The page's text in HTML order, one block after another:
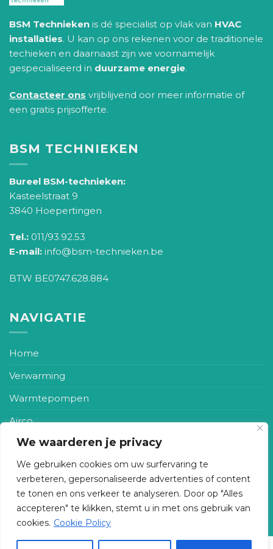
We waarderen je privacy
We gebruiken cookies om uw surfervaring te
verbeteren, gepersonaliseerde advertenties of content
te tonen en ons verkeer te analyseren. Door op "Alles
accepteren" te klikken, stemt u in met ons gebruik van
cookies. Cookie Policy
BSM Technieken is dé specialist op vlak van HVAC
installaties. U kan op ons rekenen voor de traditionele
techieken en daarnaast zijn we voornamelijk
gespecialiseerd in duurzame energie.
Contacteer ons vrijblijvend oor meer informatie of
een gratis prijsofferte.
BSM TECHNIEKEN
Bureel BSM-technieken:
Kasteelstraat 9
3840 Hoepertingen
Tel.: 011/93.92.53
E-mail: info@bsm-technieken.be
BTW BE0747.628.884
NAVIGATIE
Home
Verwarming
Warmtepompen
Airco
Zonneboiler
Ventilatie
Realisaties
Contact